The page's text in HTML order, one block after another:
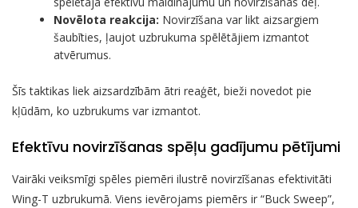
Novēlota reakcija: Novirzīšana var likt aizsargiem
šaubīties, ļaujot uzbrukuma spēlētājiem izmantot
atvērumus.
Šīs taktikas liek aizsardzībām ātri reaģēt, bieži novedot pie
kļūdām, ko uzbrukums var izmantot.
Efektīvu novirzīšanas spēļu gadījumu pētījumi
Vairāki veiksmīgi spēles piemēri ilustrē novirzīšanas efektivitāti
Wing-T uzbrukumā. Viens ievērojams piemērs ir “Buck Sweep”,